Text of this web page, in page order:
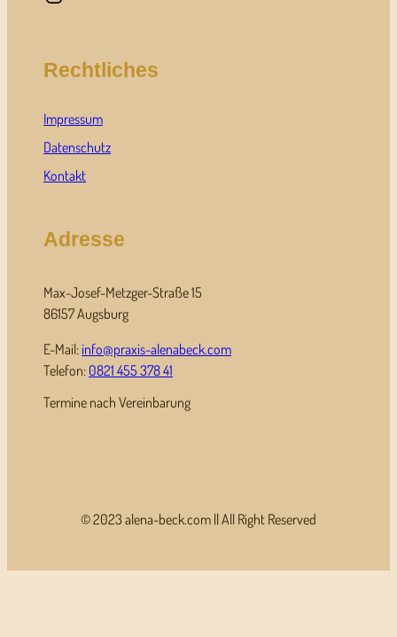
Rechtliches
Impressum
Datenschutz
Kontakt
Adresse
Max-Josef-Metzger-Straße 15
86157 Augsburg
E-Mail: info@praxis-alenabeck.com
Telefon: 0821 455 378 41
Termine nach Vereinbarung
© 2023 alena-beck.com || All Right Reserved